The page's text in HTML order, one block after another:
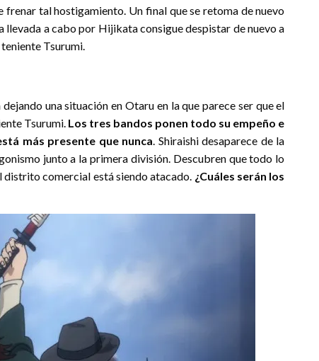
frenar tal hostigamiento. Un final que se retoma de nuevo
llevada a cabo por Hijikata consigue despistar de nuevo a
Tsurumi.
una situación en Otaru en la que parece ser que el
Tsurumi. Los tres bandos ponen todo su empeño e
más presente que nunca. Shiraishi desaparece de la
junto a la primera división. Descubren que todo lo
comercial está siendo atacado. ¿Cuáles serán los